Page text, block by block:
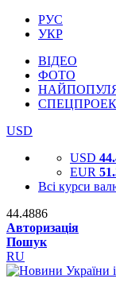
РУС
УКР
ВІДЕО
ФОТО
USD
USD
EUR
Всі курси
44.4886
Авторизація
Пошук
RU